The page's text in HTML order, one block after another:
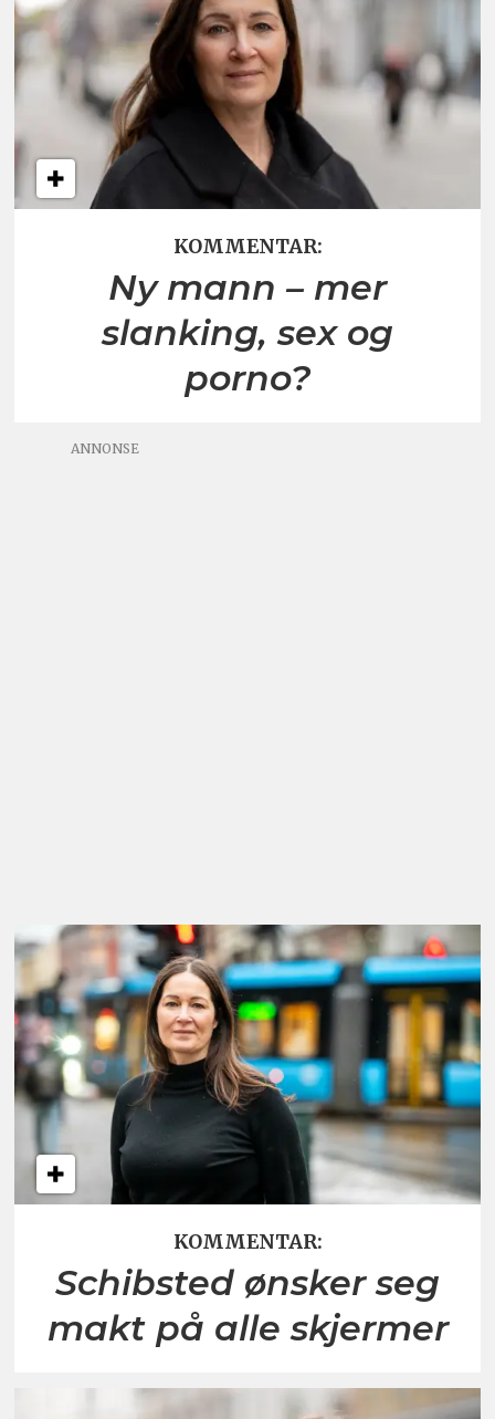
KOMMENTAR:
Ny mann – mer
slanking, sex og
porno?
ANNONSE
KOMMENTAR:
Schibsted ønsker seg
makt på alle skjermer